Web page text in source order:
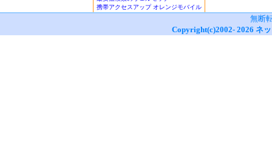
無断
Copyright(c)2002- 2026 ネ